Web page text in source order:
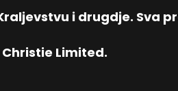
i drugdje. Sva
Limited.